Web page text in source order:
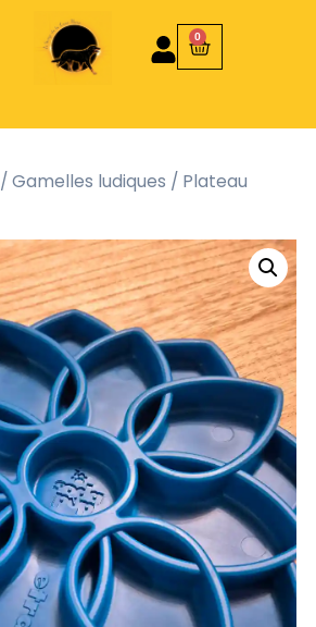
0
/Gamelles ludiques / Plateau